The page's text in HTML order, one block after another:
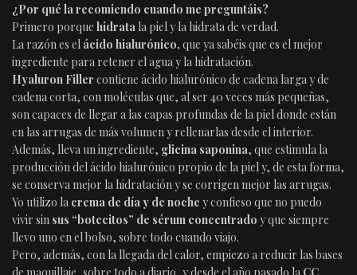
¿Por qué la recomiendo cuando me preguntáis?
Primero porque hidrata la piel y la hidrata de verdad.
La razón es el ácido hialurónico, que ya sabéis que es el mejor
ingrediente para retener el agua y la hidratación.
Hyaluron Filler contiene ácido hialurónico de cadena larga y de
cadena corta, con moléculas que, al ser 40 veces más pequeñas,
son capaces de llegar a las capas profundas de la piel donde están
en las arrugas de más volumen y rellenarlas desde el interior.
Además, lleva un ingrediente, glicina saponina, que estimula la
producción del ácido hialurónico propio de la piel y, de esta forma,
se conserva mejor la hidratación y se corrigen mejor las arrugas.
Yo utilizo la crema de día y de noche y confieso que no puedo
vivir sin sus “botecitos” de sérum concentrado y que siempre
llevo uno en el bolso, sobre todo cuando viajo.
Pero, además, con la llegada del calor, empiezo a reducir las bases